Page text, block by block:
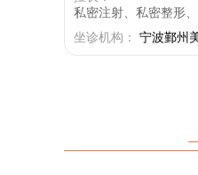
私密注射、私密整形
坐诊机构：
宁波鄞州